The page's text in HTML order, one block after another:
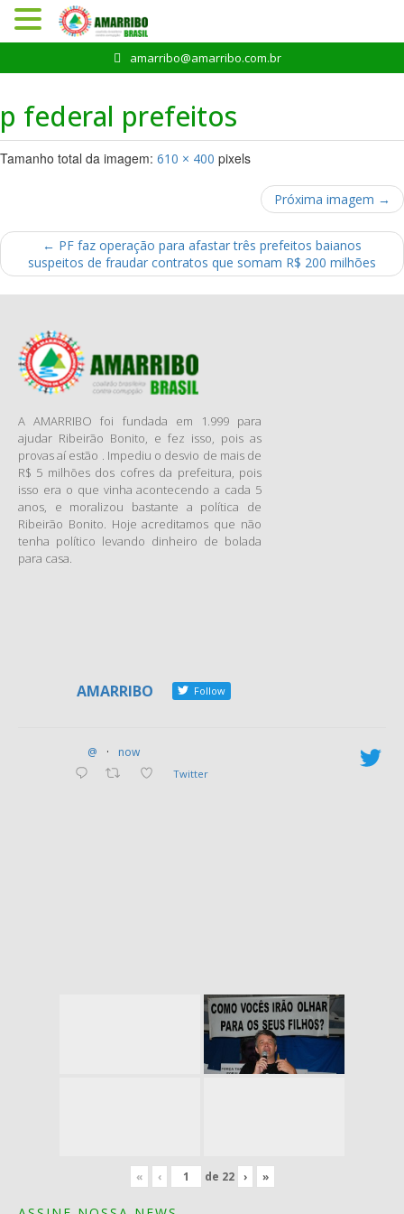
para
conteúdo
amarribo@amarribo.com.br
p federal prefeitos
Tamanho total da imagem: 610 × 400 pixels
Próxima imagem →
← PF faz operação para afastar três prefeitos baianos
suspeitos de fraudar contratos que somam R$ 200 milhões
A AMARRIBO foi fundada em 1.999 para
ajudar Ribeirão Bonito, e fez isso, pois as
provas aí estão . Impediu o desvio de mais de
R$ 5 milhões dos cofres da prefeitura, pois
isso era o que vinha acontecendo a cada 5
anos, e moralizou bastante a política de
Ribeirão Bonito. Hoje acreditamos que não
tenha político levando dinheiro de bolada
para casa.
AMARRIBO Follow
@ · now
Twitter
« ‹ de 22 › »